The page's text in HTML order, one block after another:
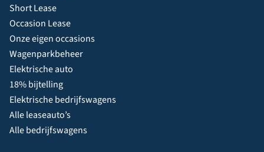
Short Lease
Occasion Lease
Onze eigen occasions
Wagenparkbeheer
Elektrische auto
18% bijtelling
Elektrische bedrijfswagens
Alle leaseauto’s
Alle bedrijfswagens